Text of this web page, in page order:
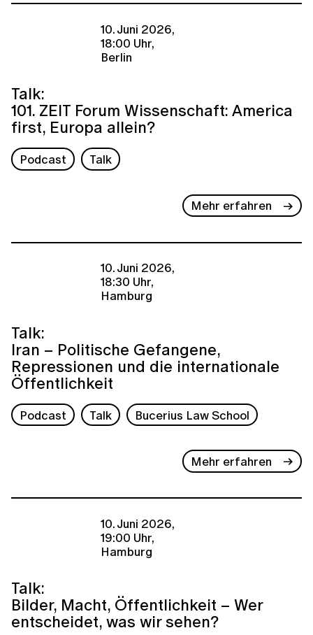
10. Juni 2026,
18:00 Uhr,
Berlin
Talk:
101. ZEIT Forum Wissenschaft: America
first, Europa allein?
Podcast Talk
Mehr erfahren
10. Juni 2026,
18:30 Uhr,
Hamburg
Talk:
Iran – Politische Gefangene,
Repressionen und die internationale
Öffentlichkeit
Podcast Talk Bucerius Law School
Mehr erfahren
10. Juni 2026,
19:00 Uhr,
Hamburg
Talk:
Bilder, Macht, Öffentlichkeit – Wer
entscheidet, was wir sehen?